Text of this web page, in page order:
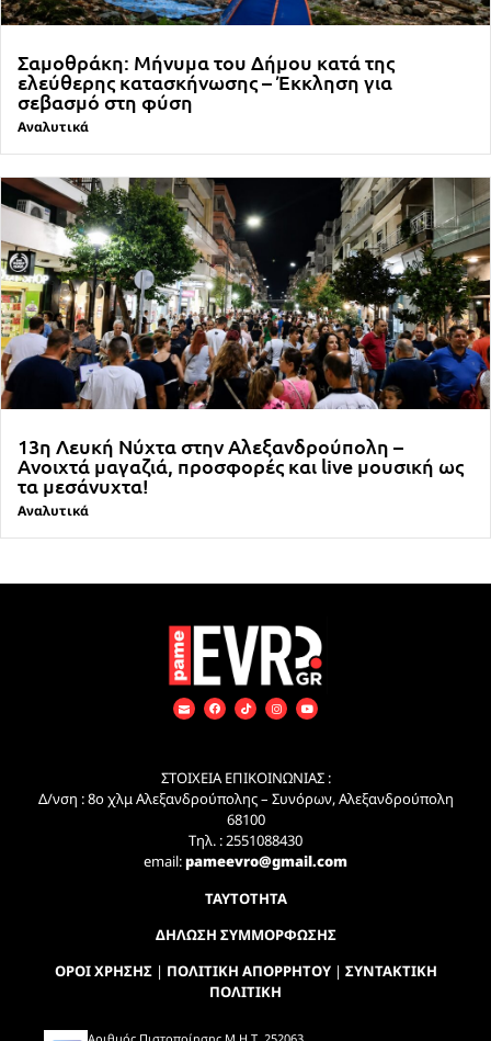
Σαμοθράκη: Μήνυμα του Δήμου κατά της
ελεύθερης κατασκήνωσης – Έκκληση για
σεβασμό στη φύση
Αναλυτικά
13η Λευκή Νύχτα στην Αλεξανδρούπολη –
Ανοιχτά μαγαζιά, προσφορές και live μουσική ως
τα μεσάνυχτα!
Αναλυτικά
ΣΤΟΙΧΕΙΑ ΕΠΙΚΟΙΝΩΝΙΑΣ :
Δ/νση : 8ο χλμ Αλεξανδρούπολης – Συνόρων, Αλεξανδρούπολη
68100
Τηλ. : 2551088430
email:pameevro@gmail.com
ΤΑΥΤΟΤΗΤΑ
ΔΗΛΩΣΗ ΣΥΜΜΟΡΦΩΣΗΣ
ΟΡΟΙ ΧΡΗΣΗΣ| ΠΟΛΙΤΙΚΗ ΑΠΟΡΡΗΤΟΥ| ΣΥΝΤΑΚΤΙΚΗ
ΠΟΛΙΤΙΚΗ